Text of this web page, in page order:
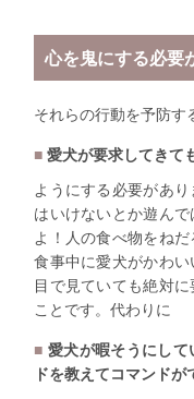
心を鬼にする必要
それらの行動を予防す
愛犬が要求してきて
ようにする必要があ
はいけないとか遊ん
よ！人の食べ物をね
食事中に愛犬がかわ
目で見ていても絶対
ことです。代わりに
愛犬が暇そうにし
ドを教えてコマンド